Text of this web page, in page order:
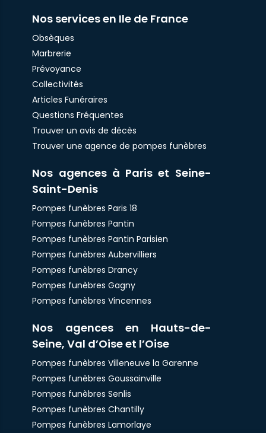
Nos services en Ile de France
Obsèques
Marbrerie
Prévoyance
Collectivités
Articles Funéraires
Questions Fréquentes
Trouver un avis de décès
Trouver une agence de pompes funèbres
Nos agences à Paris et Seine-
Saint-Denis
Pompes funèbres Paris 18
Pompes funèbres Pantin
Pompes funèbres Pantin Parisien
Pompes funèbres Aubervilliers
Pompes funèbres Drancy
Pompes funèbres Gagny
Pompes funèbres Vincennes
Nos agences en Hauts-de-
Seine, Val d’Oise et l’Oise
Pompes funèbres Villeneuve la Garenne
Pompes funèbres Goussainville
Pompes funèbres Senlis
Pompes funèbres Chantilly
Pompes funèbres Lamorlaye